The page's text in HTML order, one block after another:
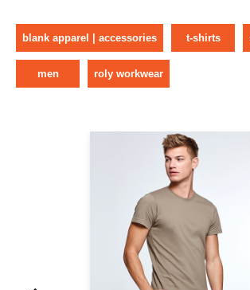
blank apparel | accessories t-shirts
men roly workwear